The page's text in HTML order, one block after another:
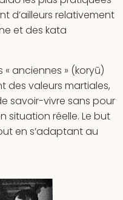
d’ailleurs relativement
et des kata
anciennes » (koryū)
des valeurs martiales,
savoir-vivre sans pour
situation réelle. Le but
en s’adaptant au